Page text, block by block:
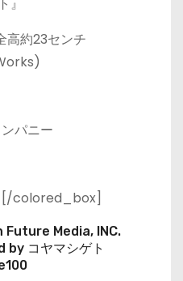
高約23センチ
パニー
[/colored_box]
Media, INC.
コヤマシゲト